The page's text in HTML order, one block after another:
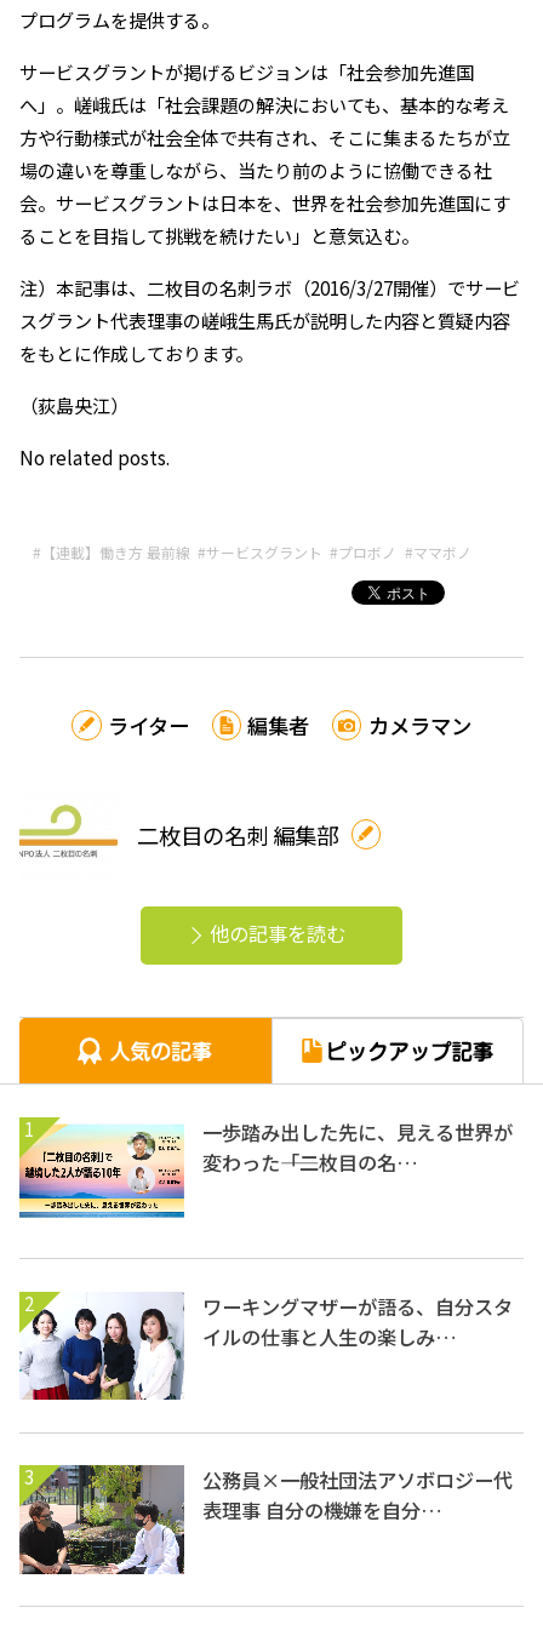
プログラムを提供する。
サービスグラントが掲げるビジョンは「社会参加先進国
へ」。嵯峨氏は「社会課題の解決においても、基本的な考え
方や行動様式が社会全体で共有され、そこに集まるたちが立
場の違いを尊重しながら、当たり前のように協働できる社
会。サービスグラントは日本を、世界を社会参加先進国にす
ることを目指して挑戦を続けたい」と意気込む。
注）本記事は、二枚目の名刺ラボ（2016/3/27開催）でサービ
スグラント代表理事の嵯峨生馬氏が説明した内容と質疑内容
をもとに作成しております。
（荻島央江）
No related posts.
#【連載】働き方 最前線 #サービスグラント #プロボノ #ママボノ
ライター 編集者 カメラマン
二枚目の名刺 編集部
他の記事を読む
1
一歩踏み出した先に、見える世界が
変わった――「二枚目の名…
2
ワーキングマザーが語る、自分スタ
イルの仕事と人生の楽しみ…
3
公務員×一般社団法アソボロジー代
表理事 自分の機嫌を自分…